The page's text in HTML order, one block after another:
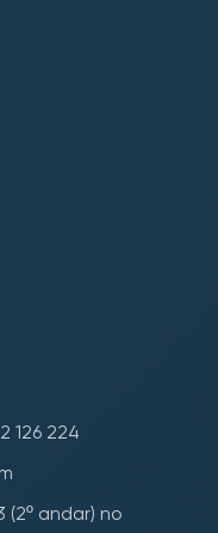
126 224
(2º andar) no